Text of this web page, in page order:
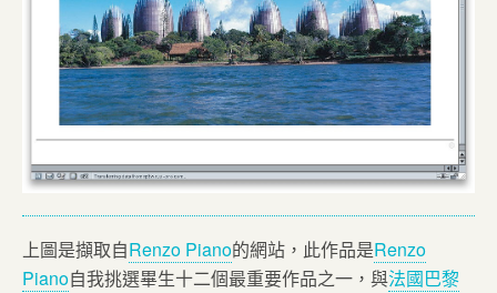
上圖是擷取自Renzo Piano的網站，此作品是Renzo
Piano自我挑選畢生十二個最重要作品之一，與法國巴黎